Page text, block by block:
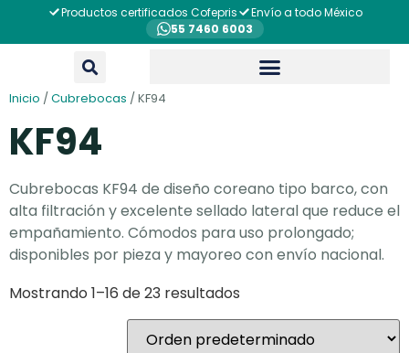
Productos certificados Cofepris
Envío a todo México
55 7460 6003
Inicio /Cubrebocas / KF94
KF94
Cubrebocas KF94 de diseño coreano tipo barco, con
alta filtración y excelente sellado lateral que reduce el
empañamiento. Cómodos para uso prolongado;
disponibles por pieza y mayoreo con envío nacional.
Mostrando 1–16 de 23 resultados